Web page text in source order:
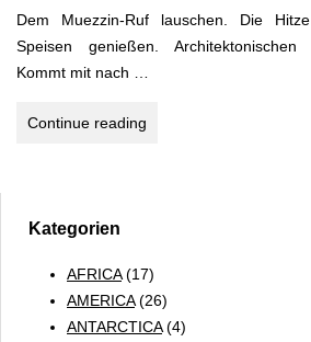
Dem Muezzin-Ruf lauschen. Die
Speisen genießen. Architektonischen
Kommt mit nach …
Continue reading
Kategorien
AFRICA(17)
AMERICA(26)
ANTARCTICA(4)